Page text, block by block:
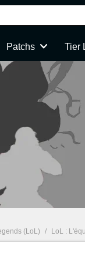
Patchs Tier
(LoL) / LoL : L'équipe